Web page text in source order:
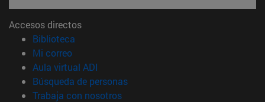
Accesos directos
Biblioteca
Mi correo(abre en nueva ventana)
Aula virtual ADI
Búsqueda de personas(abre en nueva ventana)
Trabaja con nosotros(abre en nueva ventana)